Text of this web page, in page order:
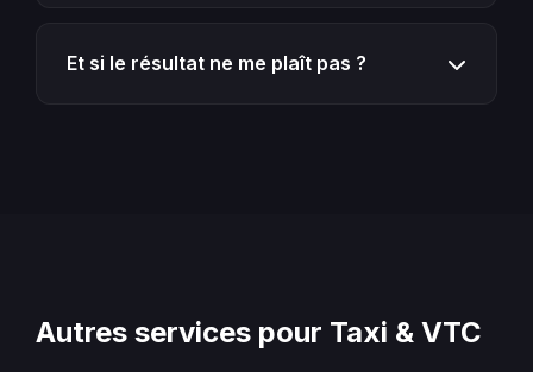
(HTTPS), sauvegardes automatiques
quotidiennes, protection anti-spam et mises à
Et si le résultat ne me plaît pas ?
Autres services pour Taxi & VTC